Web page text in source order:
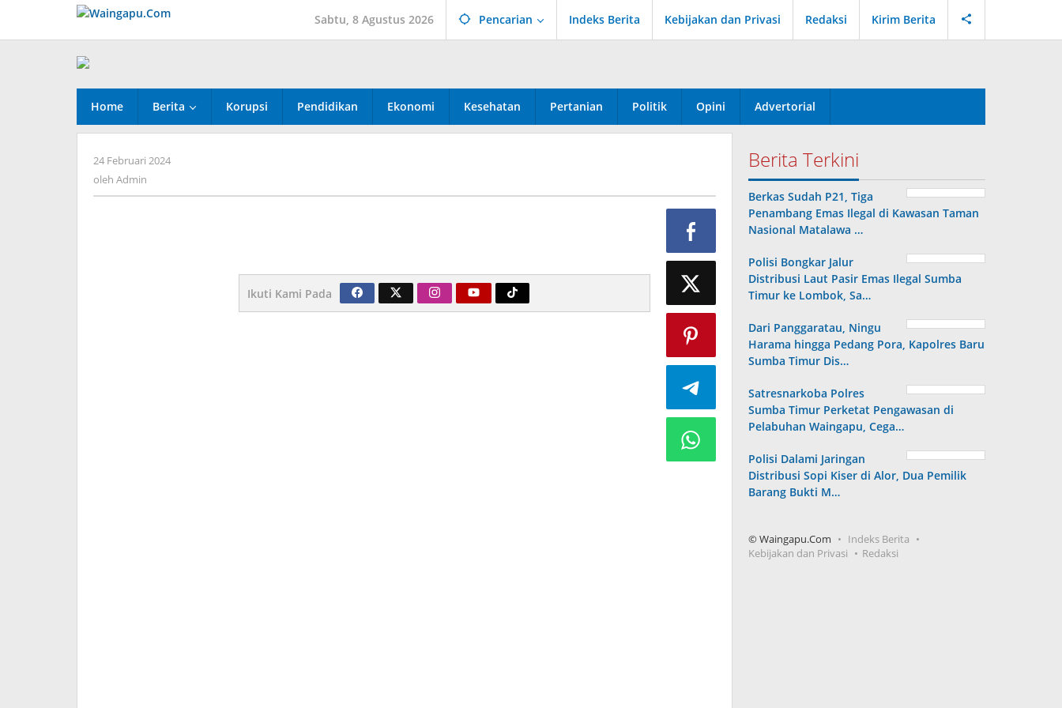
konten
Sabtu, 8 Agustus 2026 Pencarian Indeks Berita Kebijakan dan Privasi Redaksi Kirim Berita
Home Berita Korupsi Pendidikan Ekonomi Kesehatan Pertanian Politik Opini Advertorial
24 Februari 2024
oleh Admin
Ikuti Kami Pada
Berita Terkini
Berkas Sudah P21, Tiga
Penambang Emas Ilegal di Kawasan Taman
Nasional Matalawa …
Polisi Bongkar Jalur
Distribusi Laut Pasir Emas Ilegal Sumba
Timur ke Lombok, Sa…
Dari Panggaratau, Ningu
Harama hingga Pedang Pora, Kapolres Baru
Sumba Timur Dis…
Satresnarkoba Polres
Sumba Timur Perketat Pengawasan di
Pelabuhan Waingapu, Cega…
Polisi Dalami Jaringan
Distribusi Sopi Kiser di Alor, Dua Pemilik
Barang Bukti M…
© Waingapu.Com
Indeks Berita
Kebijakan dan Privasi
Redaksi